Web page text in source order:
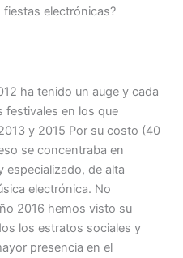
electrónicas?
ha tenido un auge y cada
festivales en los que
y 2015 Por su costo (40
se concentraba en
especializado, de alta
electrónica. No
2016 hemos visto su
los estratos sociales y
presencia en el